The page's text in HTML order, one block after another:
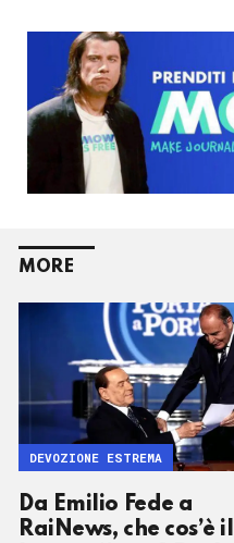
MORE
Da Emilio Fede a
RaiNews, che cos’è il
DEVOZIONE ESTREMA